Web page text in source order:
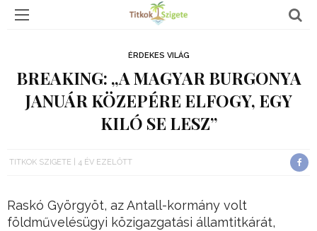
ÉRDEKES VILÁG
BREAKING: „A MAGYAR BURGONYA
JANUÁR KÖZEPÉRE ELFOGY, EGY
KILÓ SE LESZ”
TITKOK SZIGETE 4 ÉV EZELŐTT
Raskó Györgyöt, az Antall-kormány volt
földművelésügyi közigazgatási államtitkárát,